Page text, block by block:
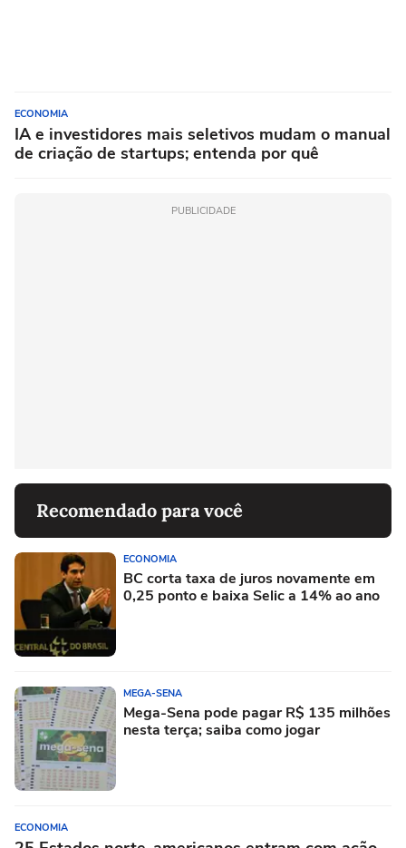
ECONOMIA
IA e investidores mais seletivos mudam o manual
de criação de startups; entenda por quê
PUBLICIDADE
Recomendado para você
ECONOMIA
BC corta taxa de juros novamente em
0,25 ponto e baixa Selic a 14% ao ano
MEGA-SENA
Mega-Sena pode pagar R$ 135 milhões
nesta terça; saiba como jogar
ECONOMIA